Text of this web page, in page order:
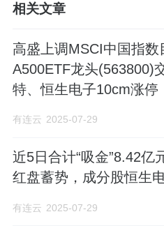
相关文章
高盛上调MSCI中国指数
A500ETF龙头(563800)
特、恒生电子10cm涨停
有连云 2025-07-29
近5日合计“吸金”8.42亿
红盘蓄势，成分股恒生
有连云 2025-07-29